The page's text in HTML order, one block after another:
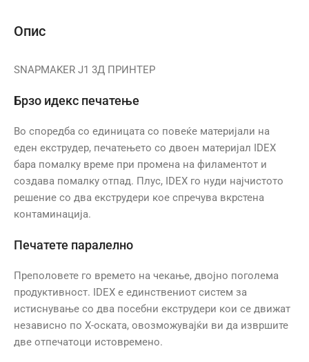
Опис
SNAPMAKER J1 3Д ПРИНТЕР
Брзо идекс печатење
Во споредба со единицата со повеќе материјали на
еден екструдер, печатењето со двоен материјал IDEX
бара помалку време при промена на филаментот и
создава помалку отпад. Плус, IDEX го нуди најчистото
решение со два екструдери кое спречува вкрстена
контаминација.
Печатете паралелно
Преполовете го времето на чекање, двојно поголема
продуктивност. IDEX е единствениот систем за
истиснување со два посебни екструдери кои се движат
независно по X-оската, овозможувајќи ви да извршите
две отпечатоци истовремено.